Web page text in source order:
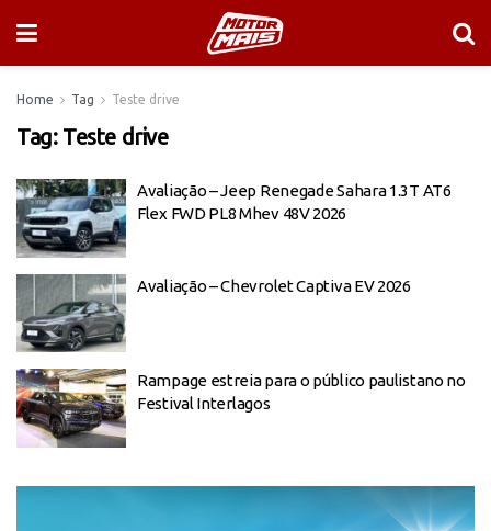
Home Tag Teste drive
Tag: Teste drive
Avaliação – Jeep Renegade Sahara 1.3T AT6
Flex FWD PL8 Mhev 48V 2026
Avaliação – Chevrolet Captiva EV 2026
Rampage estreia para o público paulistano no
Festival Interlagos